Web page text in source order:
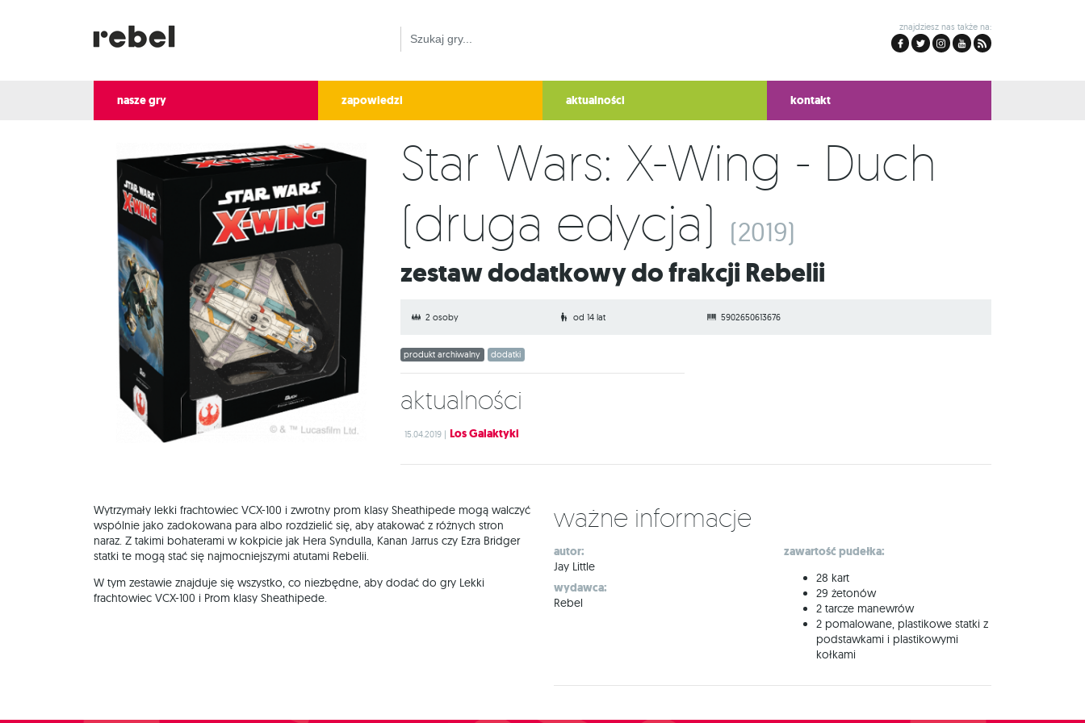
znajdziesz nas także na:
nasze gry zapowiedzi aktualności kontakt
Star Wars: X-Wing - Duch
(druga edycja)
(2019)
Zestaw dodatkowy do frakcji Rebelii
2 osoby od 14 lat 5902650613676
produkt archiwalny dodatki
Aktualności
15.04.2019 | Los Galaktyki
Wytrzymały lekki frachtowiec VCX-100 i zwrotny prom klasy Sheathipede mogą walczyć
wspólnie jako zadokowana para albo rozdzielić się, aby atakować z różnych stron
naraz. Z takimi bohaterami w kokpicie jak Hera Syndulla, Kanan Jarrus czy Ezra Bridger
statki te mogą stać się najmocniejszymi atutami Rebelii.
W tym zestawie znajduje się wszystko, co niezbędne, aby dodać do gry Lekki
frachtowiec VCX-100 i Prom klasy Sheathipede.
Ważne informacje
autor:
Jay Little
wydawca:
Rebel
zawartość pudełka:
28 kart
29 żetonów
2 tarcze manewrów
2 pomalowane, plastikowe statki z
podstawkami i plastikowymi
kołkami